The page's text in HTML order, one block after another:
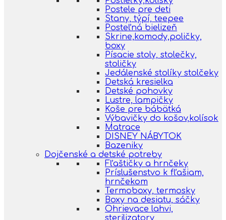
Postele pre deti
Stany, týpí, teepee
Posteľná bielizeň
Skrine,komody,poličky,
boxy
Písacie stoly, stolečky,
stoličky
Jedálenské stolíky stolčeky
Detská kresielka
Detské pohovky
Lustre, lampičky
Koše pre bábätká
Výbavičky do košov,kolísok
Matrace
DISNEY NÁBYTOK
Bazeniky
Dojčenské a detské potreby
Fľaštičky a hrnčeky
Príslušenstvo k fľašiam,
hrnčekom
Termoboxy, termosky
Boxy na desiatu, sáčky
Ohrievace lahvi,
sterilizatory